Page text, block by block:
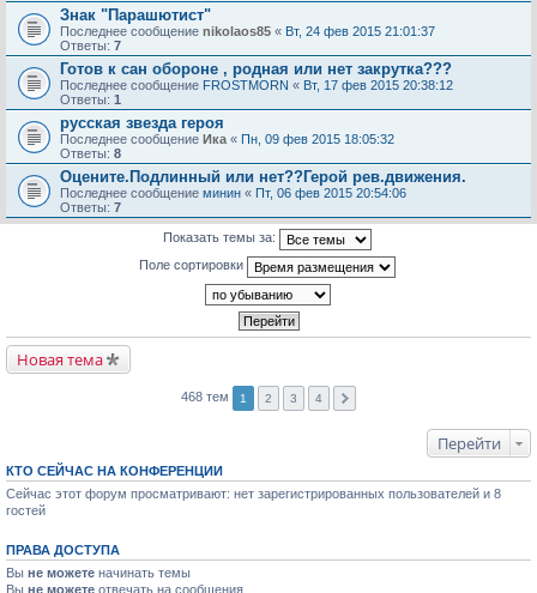
Знак "Парашютист"
Последнее сообщение nikolaos85 « Вт, 24 фев 2015 21:01:37
Ответы: 7
Готов к сан обороне , родная или нет закрутка???
Последнее сообщение FROSTMORN « Вт, 17 фев 2015 20:38:12
Ответы: 1
русская звезда героя
Последнее сообщение Ика « Пн, 09 фев 2015 18:05:32
Ответы: 8
Оцените.Подлинный или нет??Герой рев.движения.
Последнее сообщение минин « Пт, 06 фев 2015 20:54:06
Ответы: 7
Показать темы за:
Поле сортировки
Новая тема
468 тем 1 2 3 4
Перейти
КТО СЕЙЧАС НА КОНФЕРЕНЦИИ
Сейчас этот форум просматривают: нет зарегистрированных пользователей и 8
гостей
ПРАВА ДОСТУПА
Вы не можете начинать темы
Вы не можете отвечать на сообщения